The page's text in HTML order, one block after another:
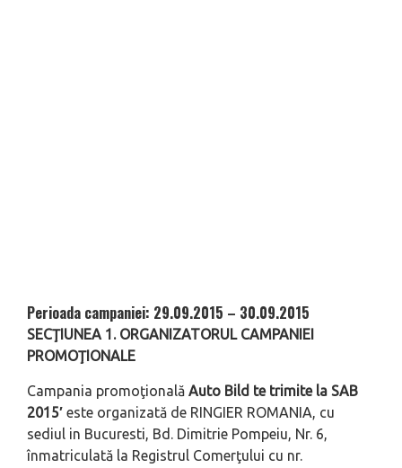
Perioada campaniei: 29.09.2015 – 30.09.2015
SECŢIUNEA 1. ORGANIZATORUL CAMPANIEI
PROMOŢIONALE
Campania promoţională Auto Bild te trimite la SAB
2015′ este organizată de RINGIER ROMANIA, cu
sediul in Bucuresti, Bd. Dimitrie Pompeiu, Nr. 6,
înmatriculată la Registrul Comerţului cu nr.